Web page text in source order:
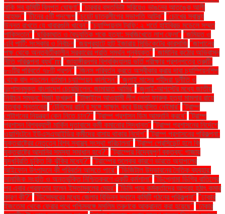
বাকি সব কমিটি বিলুপ্ত ঘোষণা" "চারবার বসতভিটা সরিয়েও ভাঙনের আতঙ্কে আলী
আহমদ" "চীনের ৫টি পদক্ষেপ "চুয়েট ছাত্রলীগের সভাপতি আটক" "চোখের স্বাস্থ্য
উন্নত রাখতে যে খাবারগুলি খাবেন" "চ্যাম্পিয়নস ট্রফি: ২ শর্তে হাইব্রিড মডেলে সম্মত
পাকিস্তান" "ছুরিকাঘাত ও বৈদ্যুতিক শকে হত্যা: সবজিখেতে লাশ ফেলা" "জমিয়ত ও
এবি পার্টি: সংস্কার ও নির্বাচন "জয়পুরহাটে হাট ইজারায় সিন্ডিকেটের কারসাজি "জাপানের
পক্ষ থেকে অন্তর্বর্তীকালীন সরকারের প্রতি সমর্থন পুনর্ব্যক্ত" "জার্মানির কঠোর অভিবাসন
নীতি পরিকল্পনা ব্যর্থ"m "জাহাঙ্গীরনগর বিশ্ববিদ্যালয় ভর্তি পরীক্ষার প্রশ্নপত্রে ত্রুটি:
৮০টির পরিবর্তে ৭৮টি প্রশ্ন" "জিনস পরিবর্তন করতে অস্বীকার করায় দাবা চ্যাম্পিয়নশিপ
থেকে বাদ পড়লেন বর্তমান চ্যাম্পিয়ন কার্লসেন" "জুলাই মাসের শহীদরা দুর্নীতি ও
দুঃশাসনমুক্ত বাংলাদেশ চেয়েছিলেন: জামায়াত আমির" "জুলাই-আগস্টের মধ্যে জাতীয়
নির্বাচন সম্ভব: মির্জা ফখরুল" "টাঙ্গাইলে আওয়ামী লীগ নেতা ফারুক হত্যা মামলার রায়ে
হতবাক সন্তানেরা "টেনিসের রানি’র সঙ্গে সাক্ষাৎ করে উচ্ছ্বসিত নেইমার" "ট্রাম্প
পেন্টাগনের নিয়ন্ত্রণ কেন নিতে চান?" "ট্রাম্প প্রশাসন ডিম আমদানি করবে" "ট্রাম্প
প্রশাসন বিশ্বব্যাপী মার্কিন দূতাবাসে কর্মী কমানোর সিদ্ধান্ত" "ট্রাম্প প্রশাসনের নির্দেশে
ওয়াশিংটনে ইউএসএআইডির কর্মীদের বাসায় থাকার নির্দেশ" "ট্রাম্প প্রশাসনের পরিকল্পনা:
যুক্তরাষ্ট্রের নেতৃত্বে বিশ্ব স্বাস্থ্য সংস্থা পরিচালনা" "ট্রাম্প প্রেসিডেন্ট হলে কি
যুক্তরাষ্ট্রে আদানির সমস্যা সমাধান হবে?" "ট্রাম্পের বিদ্বেষপূর্ণ বক্তব্য: গাজায়
যুদ্ধবিরতি চুক্তি কি ঝুঁকির মধ্যে?" "ট্রাম্পের শুল্কের কারণে ভারতে অ্যাপলের
আইফোন উৎপাদনে কী পরিবর্তন আসতে পারে" "ডিজিটাল উদ্ভাবনের নৈতিক ব্যবহার:
সামাজিক সংহতি ও অন্তর্ভুক্তি নিশ্চিতকরণে একটি কর্মশালা" "ডিপ্লোমা ডিগ্রি বাতিলের
পর এবার গ্রেফতার হলেন ইস্তাম্বুলের মেয়র" "ডিসি পদে কর্মকর্তাদের আগ্রহ হঠাৎ কমার
কারণ কী?" "ডিসেম্বরের মধ্যে জেলার বিভিন্ন স্থানে কমিটি গঠনের পরিকল্পনা" "ঢাকার
ইজতেমা থেকে ফেরার পথে পশ্চিমবঙ্গে মুসলিম তরুণকে আক্রান্ত করা হয়েছে" "ঢাকার